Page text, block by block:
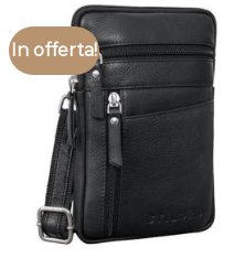
In offerta!